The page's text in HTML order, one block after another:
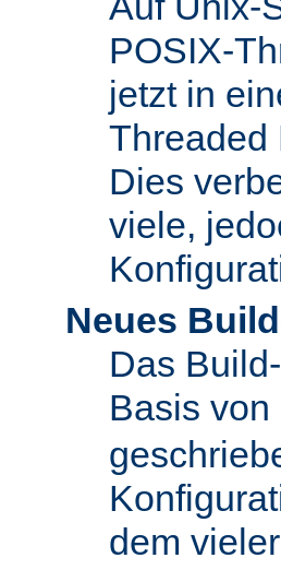
POSIX-
jetzt in
Threaded
Dies
viele,
Neues
Das
Basis von
dem